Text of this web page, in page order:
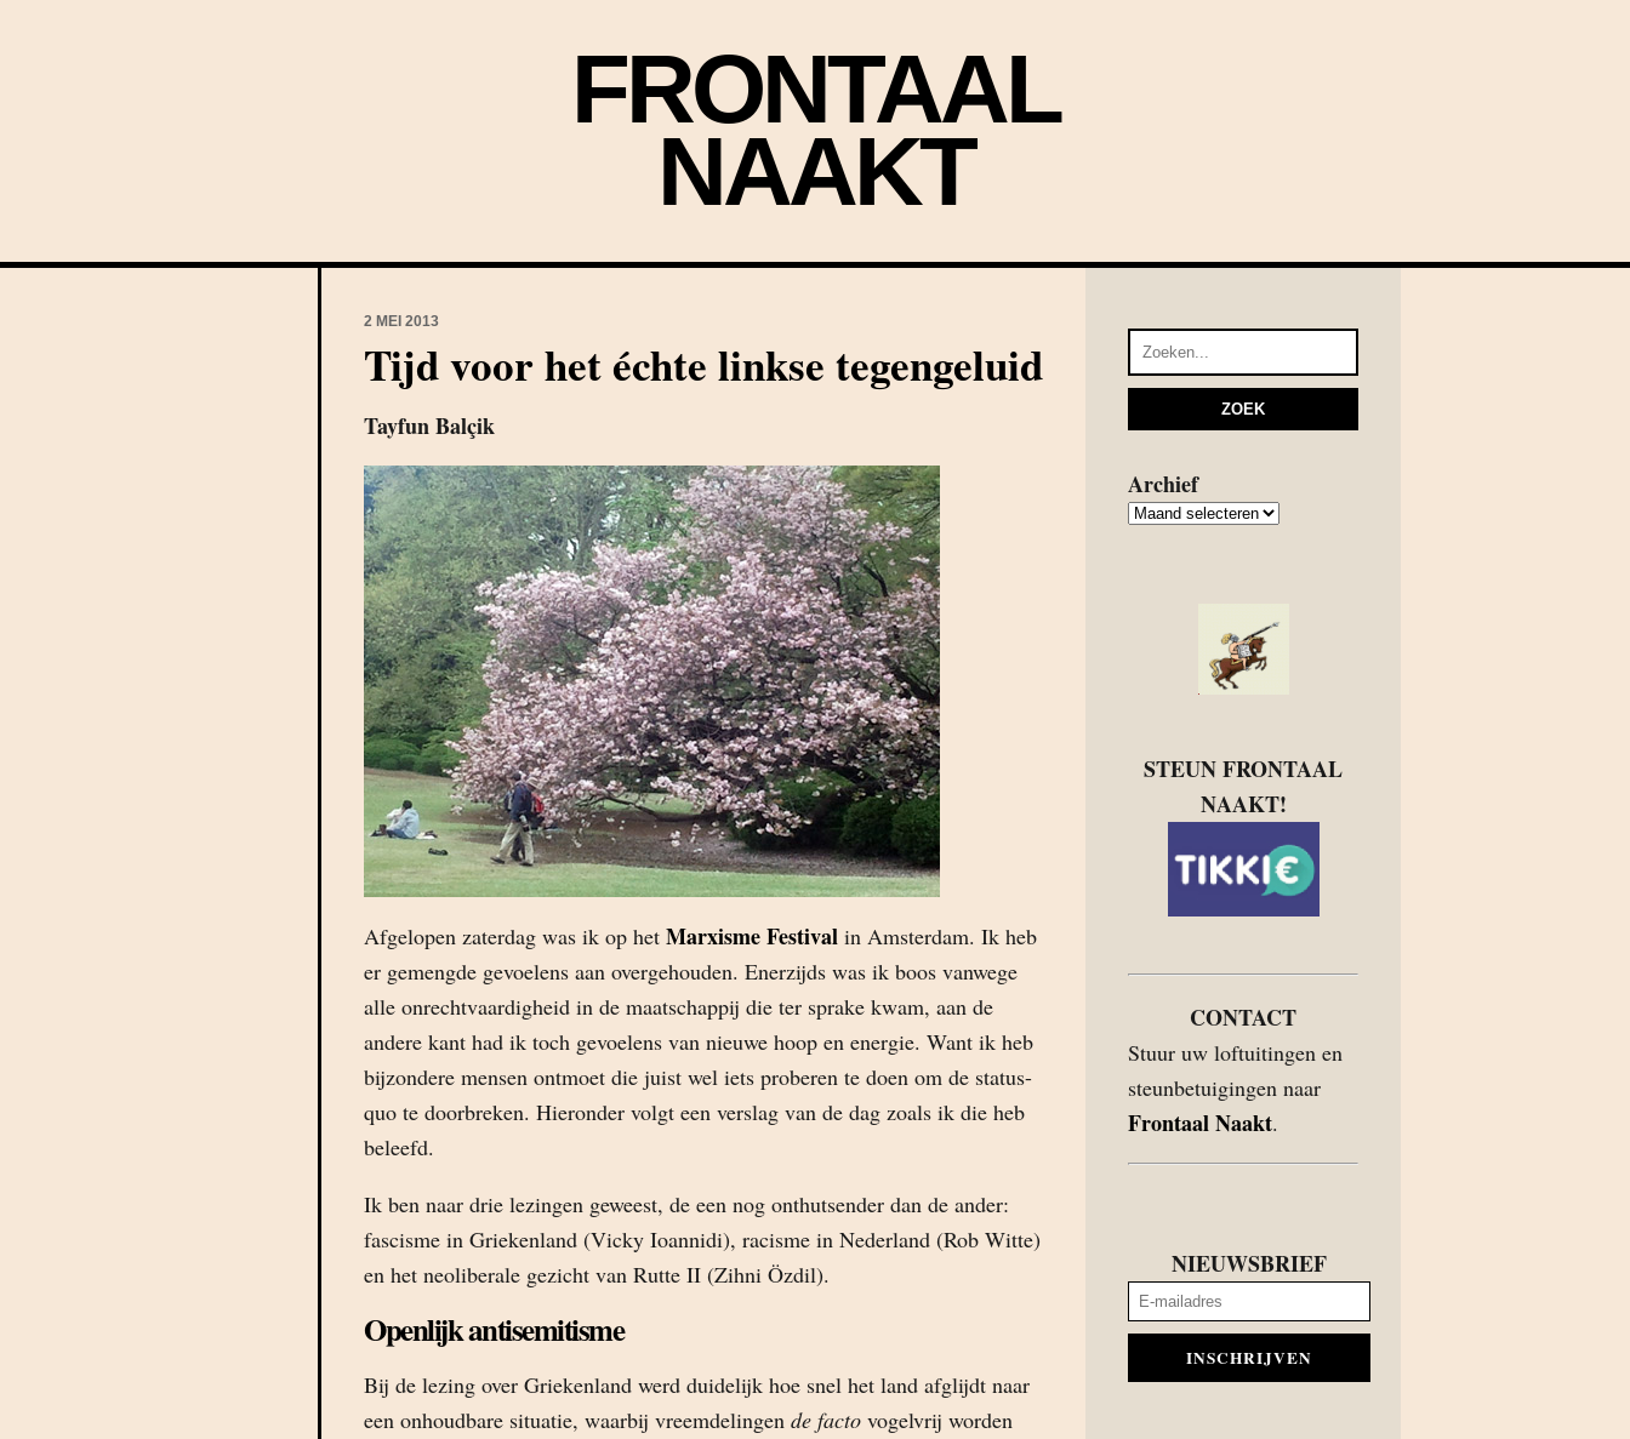
FRONTAAL
NAAKT
2 MEI 2013
Tijd voor het échte linkse tegengeluid
Tayfun Balçik
Afgelopen zaterdag was ik op het Marxisme Festival in Amsterdam. Ik heb
er gemengde gevoelens aan overgehouden. Enerzijds was ik boos vanwege
alle onrechtvaardigheid in de maatschappij die ter sprake kwam, aan de
andere kant had ik toch gevoelens van nieuwe hoop en energie. Want ik heb
bijzondere mensen ontmoet die juist wel iets proberen te doen om de status-
quo te doorbreken. Hieronder volgt een verslag van de dag zoals ik die heb
beleefd.
Ik ben naar drie lezingen geweest, de een nog onthutsender dan de ander:
fascisme in Griekenland (Vicky Ioannidi), racisme in Nederland (Rob Witte)
en het neoliberale gezicht van Rutte II (Zihni Özdil).
Openlijk antisemitisme
Bij de lezing over Griekenland werd duidelijk hoe snel het land afglijdt naar
een onhoudbare situatie, waarbij vreemdelingen de facto vogelvrij worden
Archief
Archief
STEUN FRONTAAL
NAAKT!
CONTACT
Stuur uw loftuitingen en
steunbetuigingen naar
Frontaal Naakt.
NIEUWSBRIEF
INSCHRIJVEN